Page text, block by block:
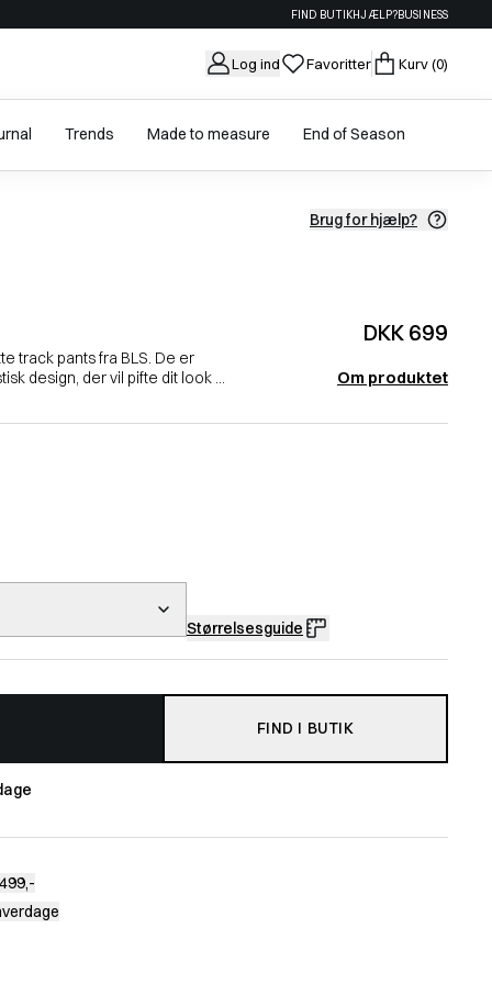
FIND BUTIKHJÆLP?BUSINESS
Log ind Favoritter Kurv(0)
Trends Made to measure End of Season
Brug for hjælp?
DKK 699
track pants fra BLS. De er
design, der vil pifte dit look ...
Om produktet
Størrelsesguide
FIND I BUTIK